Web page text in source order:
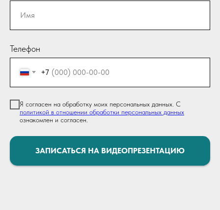
Телефон
+7
Я согласен на обработку моих персональных данных. С
политикой в отношении обработки персональных данных
ознакомлен и согласен.
ЗАПИСАТЬСЯ НА ВИДЕОПРЕЗЕНТАЦИЮ